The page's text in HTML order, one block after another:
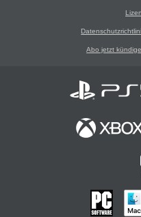
Abo jetzt